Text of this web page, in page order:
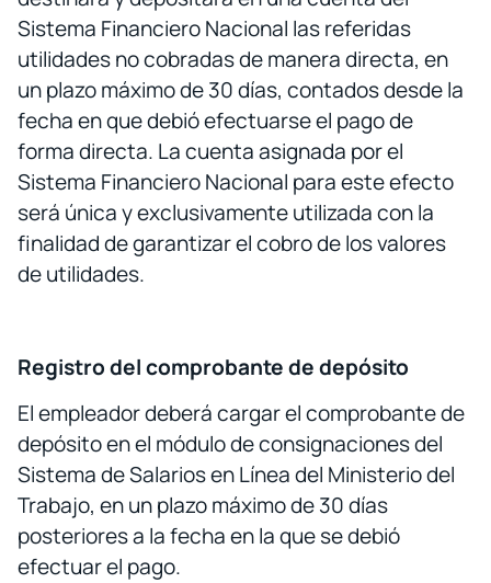
Sistema Financiero Nacional las referidas
utilidades no cobradas de manera directa, en
un plazo máximo de 30 días, contados desde la
fecha en que debió efectuarse el pago de
forma directa. La cuenta asignada por el
Sistema Financiero Nacional para este efecto
será única y exclusivamente utilizada con la
finalidad de garantizar el cobro de los valores
de utilidades.
Registro del comprobante de depósito
El empleador deberá cargar el comprobante de
depósito en el módulo de consignaciones del
Sistema de Salarios en Línea del Ministerio del
Trabajo, en un plazo máximo de 30 días
posteriores a la fecha en la que se debió
efectuar el pago.